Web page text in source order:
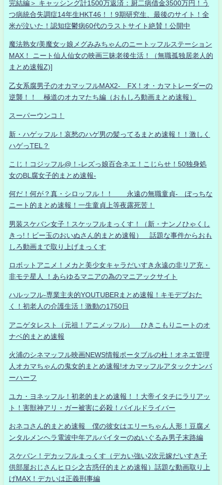
完結編＞ キャッシング計1500万返済：厨二病借金3500万円！う
つ病統合失調症14年生HKT46！！9期研究生、最後のサイト！全
米が泣いた！認知症鬱病60代のラストサイト絶賛！公開中
魔法熟女/美魔女ッ娘メグみみちゃんのニートッフルステーション
MAX！ ニート仙人仙女の映画三昧老後生活！（無職孤独居老人的
まとめ速報Z)]
乙女系腐男子のオカマッフルMAX2- FX！オ・カマトレーダーの
逆襲！！ 極道のオカマたち編（おもしろ動画まとめ速報）
スーパーウンコ！
新・ハゲッフル！哀愁のハゲ男の髪ってるまとめ速報！！激しく
ハゲっTEL？
こじ！コジッフル@！-レズっ娘百合ネエ！こじらせ！50独身処
女のBL腐女子的まとめ速報-
何だ！何が？真・シロッフル！！ 永遠の無職童貞- ぼっちな
ニート的まとめ速報！一生童貞上等夜露死苦！
男装スケバン女子！スケッフルまっくす！（新・ナンノひゃくし
きっ!！ビー玉のおいぬさん的まとめ速報） 話題な事件からおも
しろ動画まで取り上げまっくす
ロボットアニメ！メカと美少女キャラだいすき永遠の非リア充・
非モテ星人 ！あらゆるマニアの為のマニアックサイト
ハルッフル-専業主夫的YOUTUBERまとめ速報！キモデブおた
く！初老人の介護生活！激動の1750日
アニゲタレスト（元祖！アニメッフル） ひきこもりニートのオ
ナベ的まとめ速報
火浦のシネマッフル映画NEWS情報ポータブルの杜！オネエ管理
人オカマちゃんの鬼女的まとめ速報!オカマッフルアタックナンバ
ーハーフ
ユカ・ヨネッフル！初老的まとめ速報！！大帝イタチにラリアッ
ト！害獣神アリ・ガー被害に必殺！パイルドライバー
おネコさん的まとめ速報 僕の彼女はエリーちゃん人形！豆腐メ
ンタルメンヘラ電波中年アルバイターのぬいぐるみ男子末路編
スケバン！デカッフルまっくす（デカい強い2次元嫁だいすき子
供部屋おじさんヒロシ之古惑仔的まとめ速報）話題な動画取り上
げMAX！デカいは正義刑事編